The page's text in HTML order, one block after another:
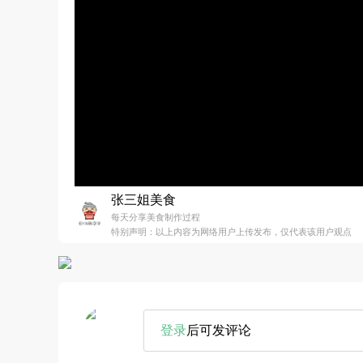
张三姐美食
每天分享美食制作过程
特别声明：以上内容为网络用户上传发布，仅代表该用户观点
登录后可发评论